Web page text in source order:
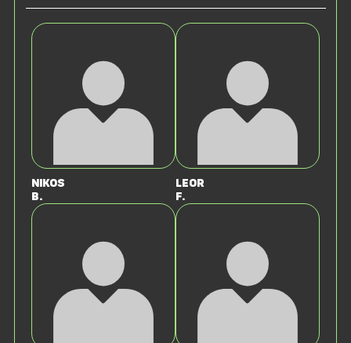
Nikos
B.
Leor
F.